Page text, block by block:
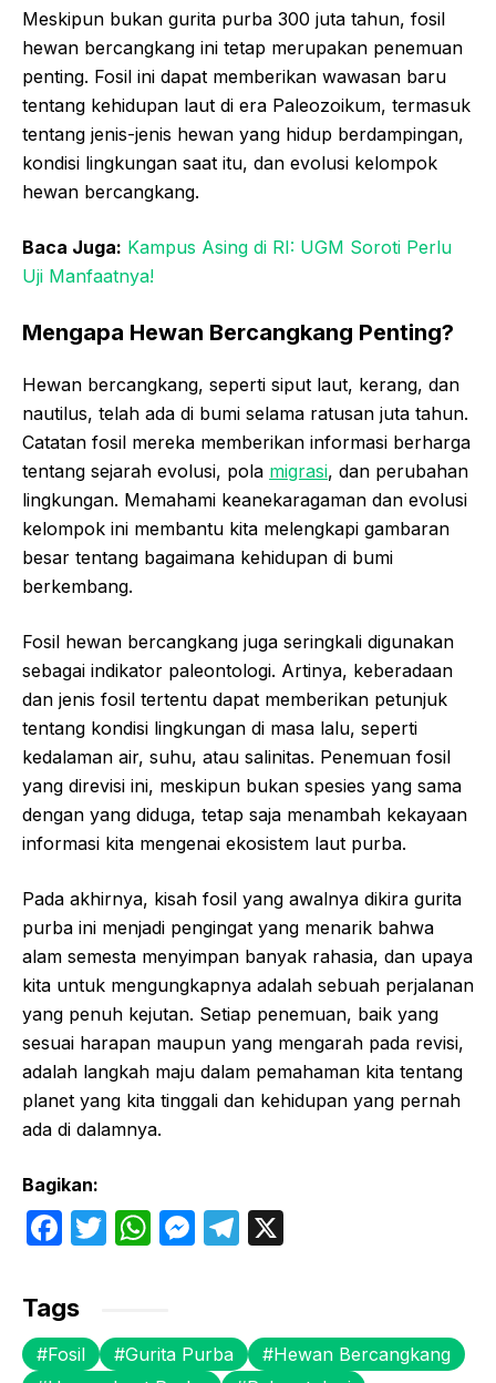
Meskipun bukan gurita purba 300 juta tahun, fosil
hewan bercangkang ini tetap merupakan penemuan
penting. Fosil ini dapat memberikan wawasan baru
tentang kehidupan laut di era Paleozoikum, termasuk
tentang jenis-jenis hewan yang hidup berdampingan,
kondisi lingkungan saat itu, dan evolusi kelompok
hewan bercangkang.
Baca Juga: Kampus Asing di RI: UGM Soroti Perlu
Uji Manfaatnya!
Mengapa Hewan Bercangkang Penting?
Hewan bercangkang, seperti siput laut, kerang, dan
nautilus, telah ada di bumi selama ratusan juta tahun.
Catatan fosil mereka memberikan informasi berharga
tentang sejarah evolusi, pola migrasi, dan perubahan
lingkungan. Memahami keanekaragaman dan evolusi
kelompok ini membantu kita melengkapi gambaran
besar tentang bagaimana kehidupan di bumi
berkembang.
Fosil hewan bercangkang juga seringkali digunakan
sebagai indikator paleontologi. Artinya, keberadaan
dan jenis fosil tertentu dapat memberikan petunjuk
tentang kondisi lingkungan di masa lalu, seperti
kedalaman air, suhu, atau salinitas. Penemuan fosil
yang direvisi ini, meskipun bukan spesies yang sama
dengan yang diduga, tetap saja menambah kekayaan
informasi kita mengenai ekosistem laut purba.
Pada akhirnya, kisah fosil yang awalnya dikira gurita
purba ini menjadi pengingat yang menarik bahwa
alam semesta menyimpan banyak rahasia, dan upaya
kita untuk mengungkapnya adalah sebuah perjalanan
yang penuh kejutan. Setiap penemuan, baik yang
sesuai harapan maupun yang mengarah pada revisi,
adalah langkah maju dalam pemahaman kita tentang
planet yang kita tinggali dan kehidupan yang pernah
ada di dalamnya.
Bagikan:
F
c
e
b
T
er
W
s
A
M
s
e
T
gr
a
Tags
Fosil Gurita Purba
Hewan Bercangkang